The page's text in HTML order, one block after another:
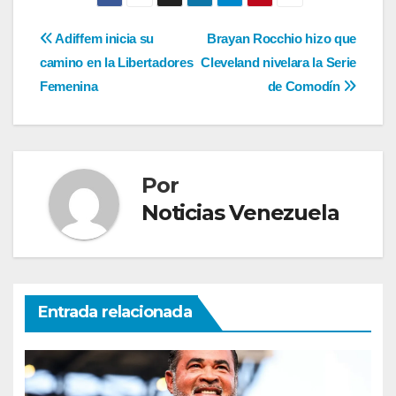
Navegación
de
entradas
Brayan Rocchio hizo que
Cleveland nivelara la Serie
de Comodín
Adiffem inicia su
camino en la Libertadores
Femenina
Por
Noticias Venezuela
Entrada relacionada